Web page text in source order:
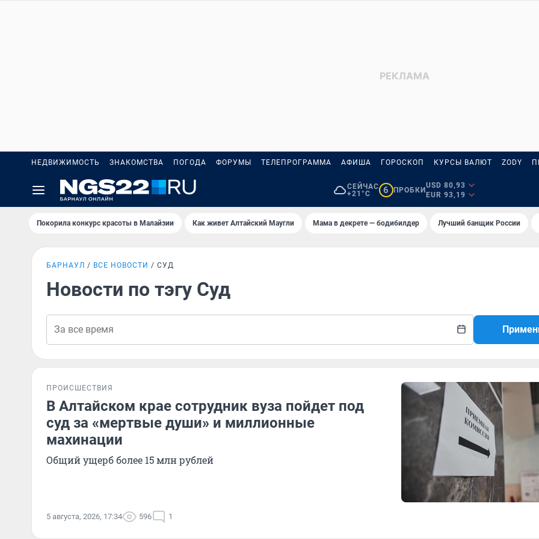
НЕДВИЖИМОСТЬ ЗНАКОМСТВА ПОГОДА ФОРУМЫ ТЕЛЕПРОГРАММА АФИША ГОРОСКОП КУРСЫ ВАЛЮТ ZODY
СЕЙЧАС
+21°C
6 ПРОБКИ
USD 80,93
EUR 93,19
Покорила конкурс красоты в Малайзии Как живет Алтайский Маугли Мама в декрете — бодибилдер Лучший банщик России
БАРНАУЛ ВСЕ НОВОСТИ СУД
Новости по тэгу Суд
ПРОИСШЕСТВИЯ
В Алтайском крае сотрудник вуза пойдет под
суд за «мертвые души» и миллионные
махинации
Общий ущерб более 15 млн рублей
5 августа, 2026, 17:34 596 1